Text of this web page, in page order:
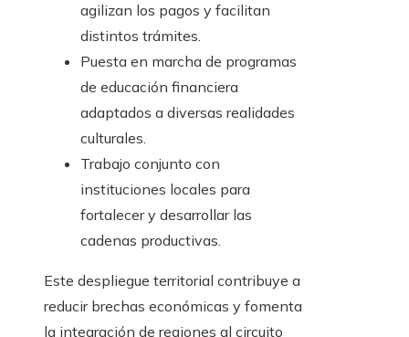
agilizan los pagos y facilitan
distintos trámites.
Puesta en marcha de programas
de educación financiera
adaptados a diversas realidades
culturales.
Trabajo conjunto con
instituciones locales para
fortalecer y desarrollar las
cadenas productivas.
Este despliegue territorial contribuye a
reducir brechas económicas y fomenta
la integración de regiones al circuito